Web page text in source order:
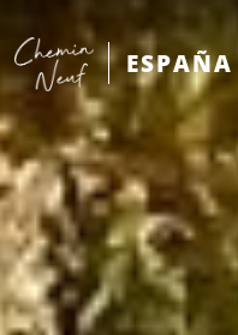
ESPAÑA